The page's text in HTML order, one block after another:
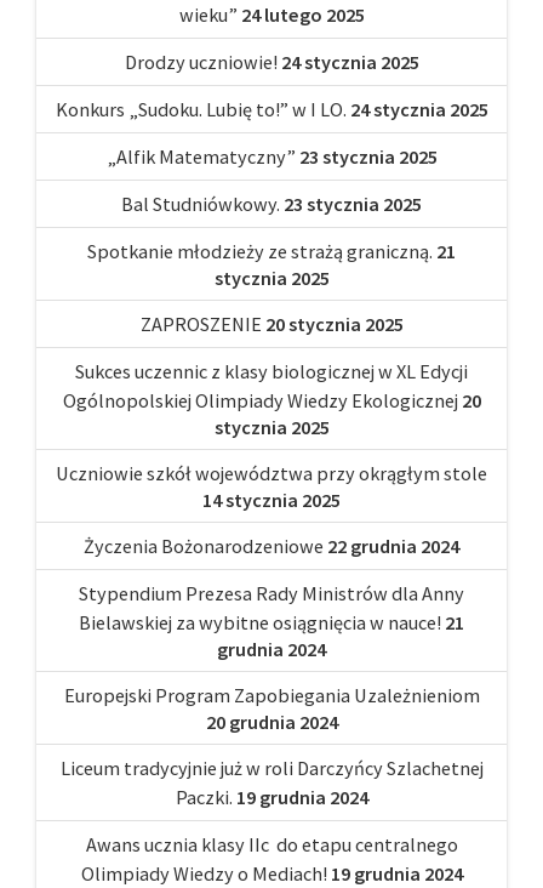
wieku” 24 lutego 2025
Drodzy uczniowie! 24 stycznia 2025
Konkurs „Sudoku. Lubię to!” w I LO. 24 stycznia 2025
„Alfik Matematyczny” 23 stycznia 2025
Bal Studniówkowy. 23 stycznia 2025
Spotkanie młodzieży ze strażą graniczną. 21
stycznia 2025
ZAPROSZENIE 20 stycznia 2025
Sukces uczennic z klasy biologicznej w XL Edycji
Ogólnopolskiej Olimpiady Wiedzy Ekologicznej 20
stycznia 2025
Uczniowie szkół województwa przy okrągłym stole
14 stycznia 2025
Życzenia Bożonarodzeniowe 22 grudnia 2024
Stypendium Prezesa Rady Ministrów dla Anny
Bielawskiej za wybitne osiągnięcia w nauce! 21
grudnia 2024
Europejski Program Zapobiegania Uzależnieniom
20 grudnia 2024
Liceum tradycyjnie już w roli Darczyńcy Szlachetnej
Paczki. 19 grudnia 2024
Awans ucznia klasy IIc do etapu centralnego
Olimpiady Wiedzy o Mediach! 19 grudnia 2024